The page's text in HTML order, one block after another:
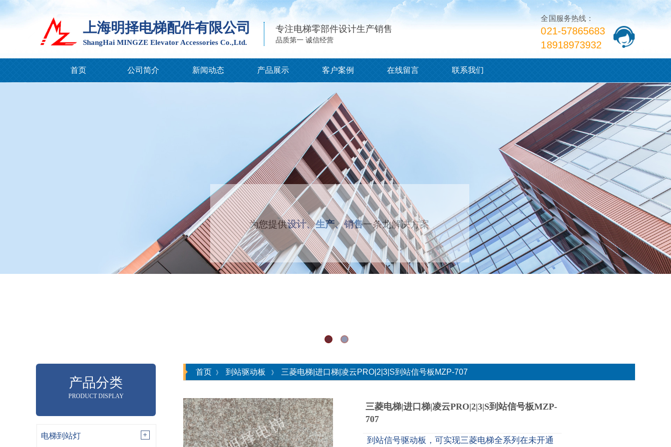
首页 公司简介 新闻动态 产品展示 客户案例 在线留言 联系我们
全国服务热线：
​​021-57865683
​18918973932
上海明择电梯配件有限公司
ShangHai MINGZE Elevator Accessories Co.,Ltd.
专注电梯零部件设计生产销售
品质第一 诚信经营
为您提供设计、生产、销售一条龙解决方案
产品分类
PRODUCT DISPLAY
首页 》 到站驱动板 》 三菱电梯|进口梯|凌云PRO|2|3|S到站信号板MZP-707
三菱电梯|进口梯|凌云PRO|2|3|S到站信号板MZP-
707
到站信号驱动板，可实现三菱电梯全系列在未开通
电梯到站灯